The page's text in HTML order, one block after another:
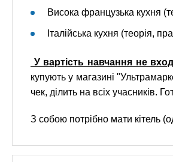
Висока французька кухня
Італійська кухня (теорія,
У вартість навчання не
купують у магазині
чек, ділить на всіх учасників.
З собою потрібно мати кітель